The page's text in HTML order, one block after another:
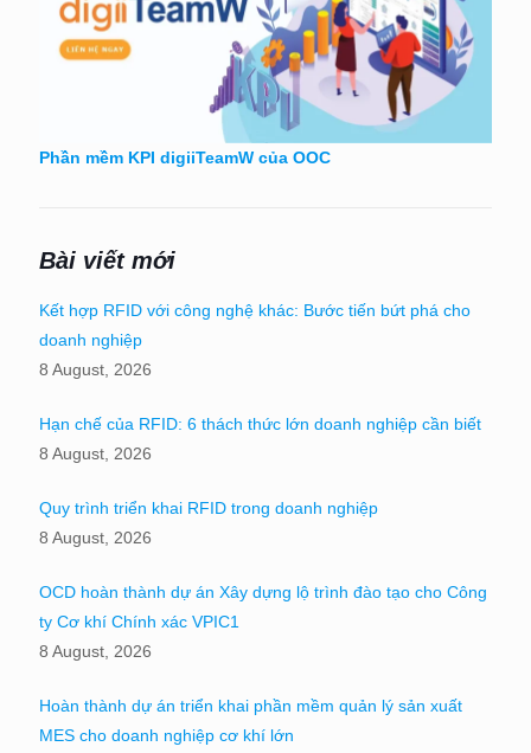
Phần mềm KPI digiiTeamW của OOC
Bài viết mới
Kết hợp RFID với công nghệ khác: Bước tiến bứt phá cho
doanh nghiệp
8 August, 2026
Hạn chế của RFID: 6 thách thức lớn doanh nghiệp cần biết
8 August, 2026
Quy trình triển khai RFID trong doanh nghiệp
8 August, 2026
OCD hoàn thành dự án Xây dựng lộ trình đào tạo cho Công
ty Cơ khí Chính xác VPIC1
8 August, 2026
Hoàn thành dự án triển khai phần mềm quản lý sản xuất
MES cho doanh nghiệp cơ khí lớn